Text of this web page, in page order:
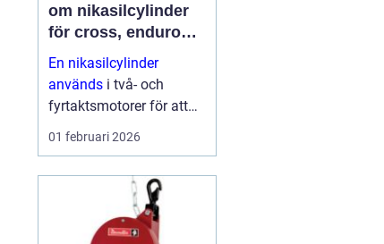
om nikasilcylinder
för cross, enduro
och skoter
En nikasilcylinder
används i två- och
fyrtaktsmotorer för att
ge längre livslängd,
cylindern beläggs med
nickelkiselkarbid-
01 februari 2026